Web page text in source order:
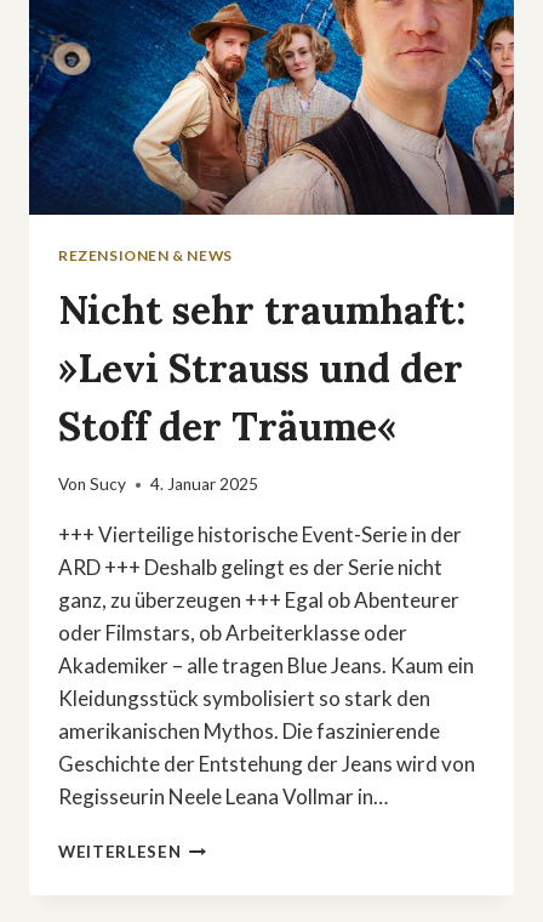
REZENSIONEN & NEWS
Nicht sehr traumhaft:
»Levi Strauss und der
Stoff der Träume«
Von Sucy 4. Januar 2025
+++ Vierteilige historische Event-Serie in der
ARD +++ Deshalb gelingt es der Serie nicht
ganz, zu überzeugen +++ Egal ob Abenteurer
oder Filmstars, ob Arbeiterklasse oder
Akademiker – alle tragen Blue Jeans. Kaum ein
Kleidungsstück symbolisiert so stark den
amerikanischen Mythos. Die faszinierende
Geschichte der Entstehung der Jeans wird von
Regisseurin Neele Leana Vollmar in…
WEITERLESEN NICHT
TRAUMHAFT: